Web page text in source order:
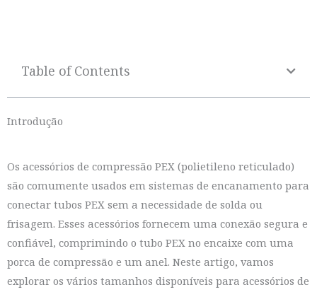
Table of Contents
Introdução
Os acessórios de compressão PEX (polietileno reticulado)
são comumente usados em sistemas de encanamento para
conectar tubos PEX sem a necessidade de solda ou
frisagem. Esses acessórios fornecem uma conexão segura e
confiável, comprimindo o tubo PEX no encaixe com uma
porca de compressão e um anel. Neste artigo, vamos
explorar os vários tamanhos disponíveis para acessórios de